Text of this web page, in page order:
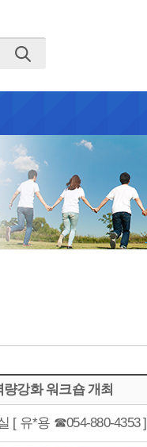
강화 워크숍 개최
[ 유*용 ☎054-880-4353 ]